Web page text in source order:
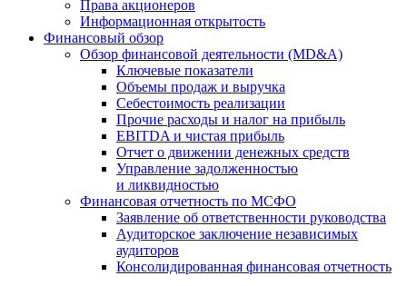
Права акционеров
Информационная открытость
Финансовый обзор
Обзор финансовой деятельности (MD&A)
Ключевые показатели
Объемы продаж и выручка
Себестоимость реализации
Прочие расходы и налог на прибыль
EBITDA и чистая прибыль
Отчет о движении денежных средств
Управление задолженностью
и ликвидностью
Финансовая отчетность по МСФО
Заявление об ответственности руководства
Аудиторское заключение независимых
аудиторов
Консолидированная финансовая отчетность